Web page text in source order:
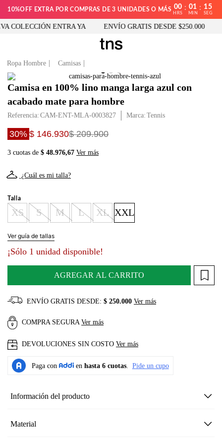
10%OFF EXTRA POR COMPRAS DE 3 UNIDADES O MÁS 00
HRS
: 01
MIN
: 15
SEG
COLECCIÓN ENTRA YA ENVÍO GRATIS DESDE $250.000
Ropa Hombre Camisas
Camisa en 100% lino manga larga azul con
acabado mate para hombre
Referencia: CAM-ENT-MLA-0003827 Tennis
30% $ 146.930$ 209.900
3 cuotas de $ 48.976,67 Ver más
¿Cuál es mi talla?
Talla
XS S M L XL XXL
Ver guía de tallas
¡Sólo 1 unidad disponible!
AGREGAR AL CARRITO
ENVÍO GRATIS DESDE: $ 250.000 Ver más
COMPRA SEGURA Ver más
DEVOLUCIONES SIN COSTO Ver más
Información del producto
Material